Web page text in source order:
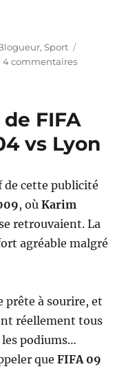
,Sport
4 commentairessur
History
FIFA
vs Lyon
de cette publicité
, oùKarim
retrouvaient. La
agréable malgré
prête à sourire, et
réellement tous
podiums…
que FIFA 09